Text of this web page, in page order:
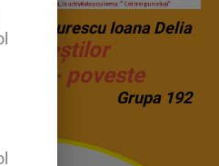
Bucurescu Ioana Delia
poveștilor
poveste
Grupa 192